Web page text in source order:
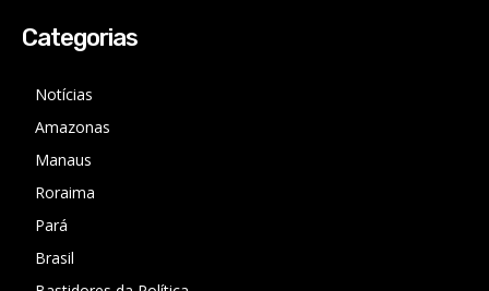
Categorias
Notícias
Amazonas
Manaus
Roraima
Pará
Brasil